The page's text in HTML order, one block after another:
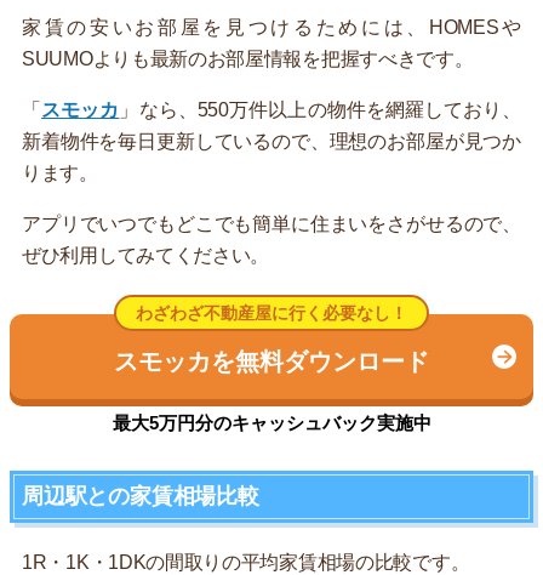
家賃の安いお部屋を見つけるためには、HOMESや
SUUMOよりも最新のお部屋情報を把握すべきです。
「 スモッカ 」なら、550万件以上の物件を網羅しており、
新着物件を毎日更新しているので、理想のお部屋が見つか
ります。
アプリでいつでもどこでも簡単に住まいをさがせるので、
ぜひ利用してみてください。
わざわざ不動産屋に行く必要なし！
スモッカを無料ダウンロード
最大5万円分のキャッシュバック実施中
周辺駅との家賃相場比較
1R・1K・1DKの間取りの平均家賃相場の比較です。